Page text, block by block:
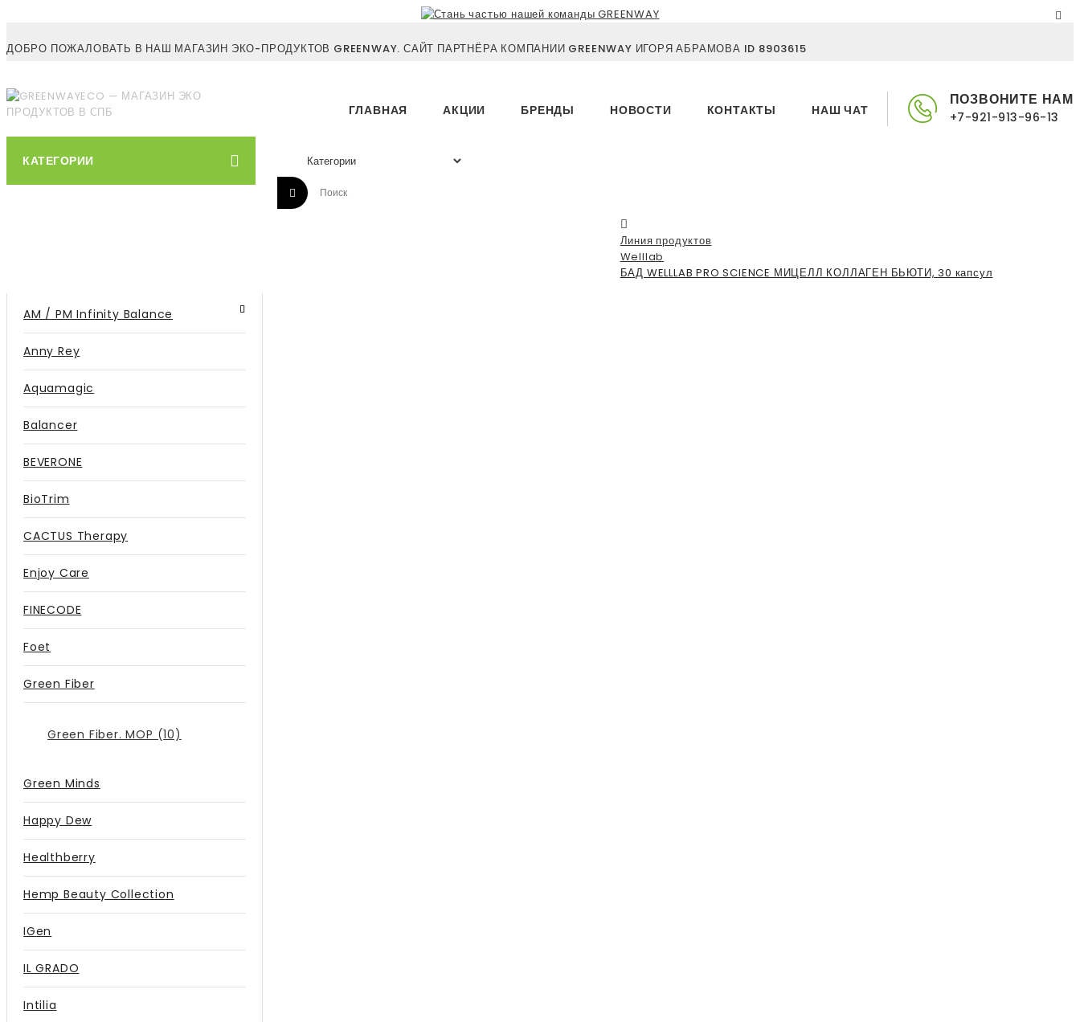
ДОБРО ПОЖАЛОВАТЬ В НАШ МАГАЗИН ЭКО-ПРОДУКТОВ GREENWAY. САЙТ ПАРТНЁРА КОМПАНИИ GREENWAY ИГОРЯ АБРАМОВА ID 8903615
ПОЗВОНИТЕ НАМ
+7-921-913-96-13
ГЛАВНАЯ АКЦИИ БРЕНДЫ НОВОСТИ КОНТАКТЫ НАШ ЧАТ
КАТЕГОРИИ
Линия продуктов
Welllab
БАД WELLLAB PRO SCIENCE МИЦЕЛЛ КОЛЛАГЕН БЬЮТИ, 30 капсул
AM / PM Infinity Balance
Anny Rey
Aquamagic
Balancer
BEVERONE
BioTrim
CACTUS Therapy
Enjoy Care
FINECODE
Foet
Green Fiber
Green Fiber. MOP (10)
Green Minds
Happy Dew
Healthberry
Hemp Beauty Collection
IGen
IL GRADO
Intilia